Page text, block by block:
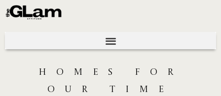
HOMES FOR
OUR TIME